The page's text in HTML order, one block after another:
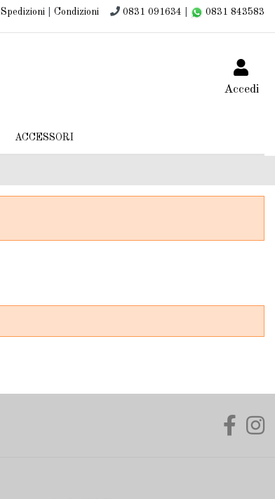
Spedizioni Condizioni 0831 091634 0831 843583
Accedi
ACCESSORI